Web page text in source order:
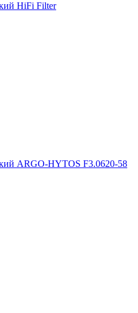
HiFi Filter
ARGO-HYTOS F3.0620-58